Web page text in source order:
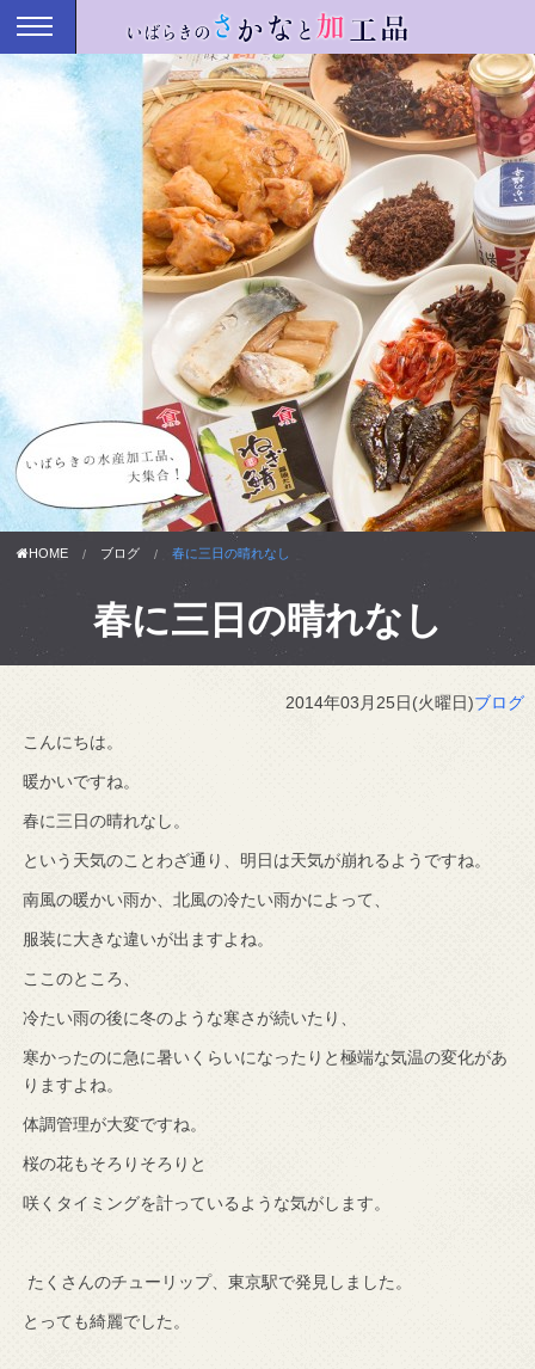
HOME ブログ 春に三日の晴れなし
春に三日の晴れなし
2014年03月25日(火曜日)ブログ
こんにちは。
暖かいですね。
春に三日の晴れなし。
という天気のことわざ通り、明日は天気が崩れるようですね。
南風の暖かい雨か、北風の冷たい雨かによって、
服装に大きな違いが出ますよね。
ここのところ、
冷たい雨の後に冬のような寒さが続いたり、
寒かったのに急に暑いくらいになったりと極端な気温の変化があ
りますよね。
体調管理が大変ですね。
桜の花もそろりそろりと
咲くタイミングを計っているような気がします。
たくさんのチューリップ、東京駅で発見しました。
とっても綺麗でした。